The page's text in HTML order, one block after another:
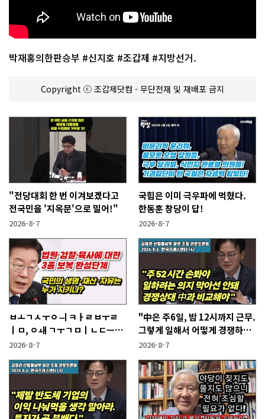
박재홍의한판승부 #신지호 #조갑제 #지방선거.
Copyright ⓒ 조갑제닷컴 - 무단전재 및 재배포 금지
"전당대회 한 번 이겨보겠다고
전국민을 '지옥문'으로 밀어!"
2026-8-7
국힘은 이미 극우파에 먹혔다.
한동훈 창당이 답!
2026-8-7
ㅂㅗㄱㅅㅜㅇㅢ ㅋㅏㄹㅂㅜㄹ
ㅣㅁ, ㅇㅙ ㄱㅜㄱㅁㅣㄴㄷㅡㄹ
ㅇㅣ ㄷㅏㅇㅎㅐㅇㅑ ㅎㅏㄴㅏ?
2026-8-7
"中은 주6일, 밤 12시까지 근무.
그렇게 일해서 어떻게 경쟁하냐
반문하더라"
2026-8-7